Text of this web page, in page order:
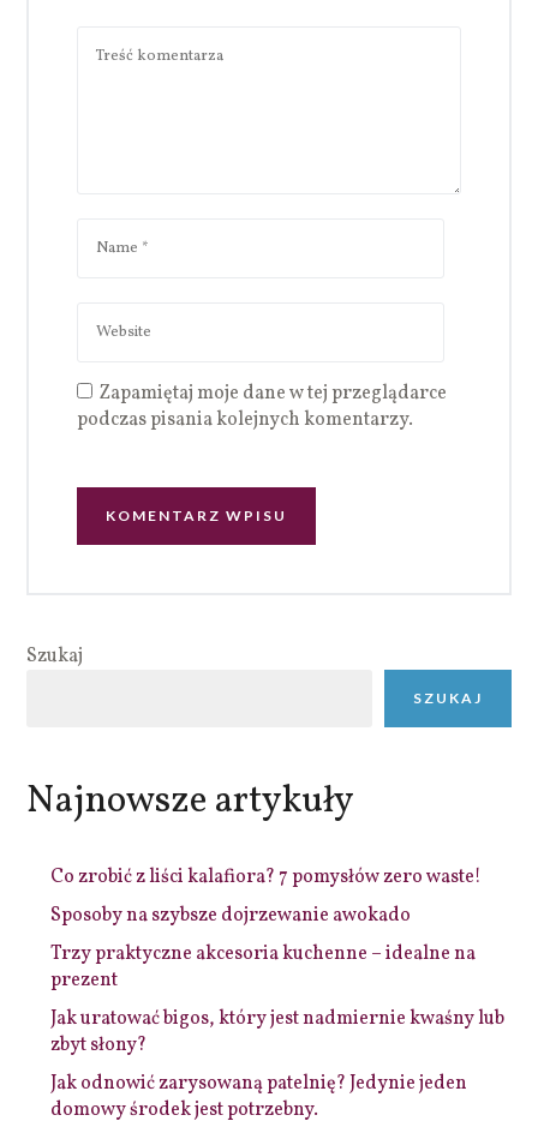
Zapamiętaj moje dane w tej przeglądarce
podczas pisania kolejnych komentarzy.
Szukaj
SZUKAJ
Najnowsze artykuły
Co zrobić z liści kalafiora? 7 pomysłów zero waste!
Sposoby na szybsze dojrzewanie awokado
Trzy praktyczne akcesoria kuchenne – idealne na
prezent
Jak uratować bigos, który jest nadmiernie kwaśny lub
zbyt słony?
Jak odnowić zarysowaną patelnię? Jedynie jeden
domowy środek jest potrzebny.